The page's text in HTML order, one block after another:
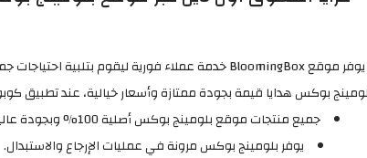
يوفر موقع BloomingBox خدمة عملاء فورية ليقوم بتلبية احتياجات جميع العملاء.
بوكس هدايا قيمة بجودة ممتازة وأسعار خيالية، عند تطبيق
جميع منتجات موقع بلومينج بوكس أصلية 100% وبجودة عالية.
يوفر بلومينج بوكس مرونة في عمليات الإرجاع والاستبدال.